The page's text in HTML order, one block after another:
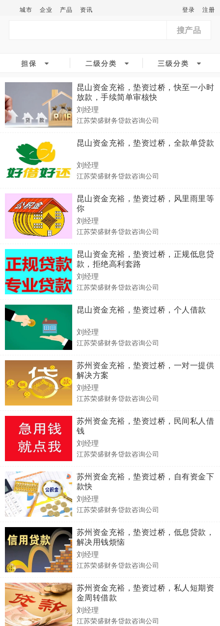
城市 企业 产品 资讯 登录 注册
搜产品
担保 二级分类 三级分类
昆山资金充裕，垫资过桥，快至一小时
放款，手续简单审核快
刘经理
江苏荣盛财务贷款咨询公司
昆山资金充裕，垫资过桥，全款单贷款
刘经理
江苏荣盛财务贷款咨询公司
昆山资金充裕，垫资过桥，风里雨里等
你
刘经理
江苏荣盛财务贷款咨询公司
昆山资金充裕，垫资过桥，正规低息贷
款，拒绝高利套路
刘经理
江苏荣盛财务贷款咨询公司
昆山资金充裕，垫资过桥，个人借款
刘经理
江苏荣盛财务贷款咨询公司
苏州资金充裕，垫资过桥，一对一提供
解决方案
刘经理
江苏荣盛财务贷款咨询公司
苏州资金充裕，垫资过桥，民间私人借
钱
刘经理
江苏荣盛财务贷款咨询公司
苏州资金充裕，垫资过桥，自有资金下
款快
刘经理
江苏荣盛财务贷款咨询公司
苏州资金充裕，垫资过桥，低息贷款，
解决用钱烦恼
刘经理
江苏荣盛财务贷款咨询公司
苏州资金充裕，垫资过桥，私人短期资
金周转借款
刘经理
江苏荣盛财务贷款咨询公司